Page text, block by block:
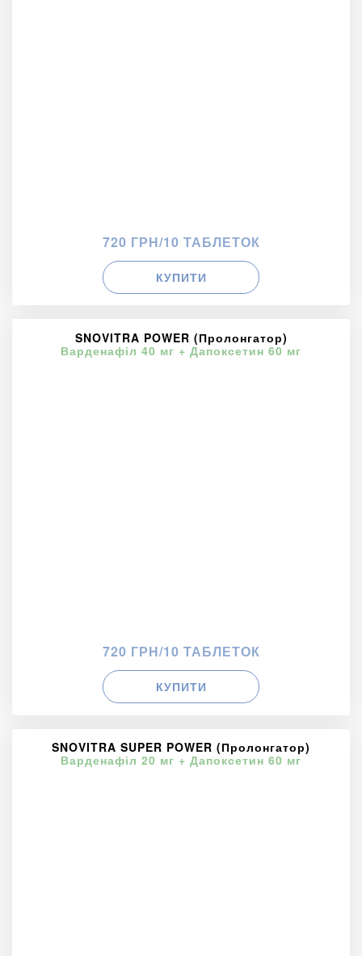
720 ГРН/10 ТАБЛЕТОК
КУПИТИ
SNOVITRA POWER (Пролонгатор)
Варденафіл 40 мг + Дапоксетин 60 мг
720 ГРН/10 ТАБЛЕТОК
КУПИТИ
SNOVITRA SUPER POWER (Пролонгатор)
Варденафіл 20 мг + Дапоксетин 60 мг